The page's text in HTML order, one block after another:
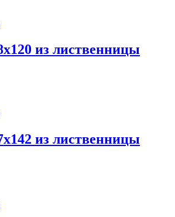
из лиственницы
из лиственницы